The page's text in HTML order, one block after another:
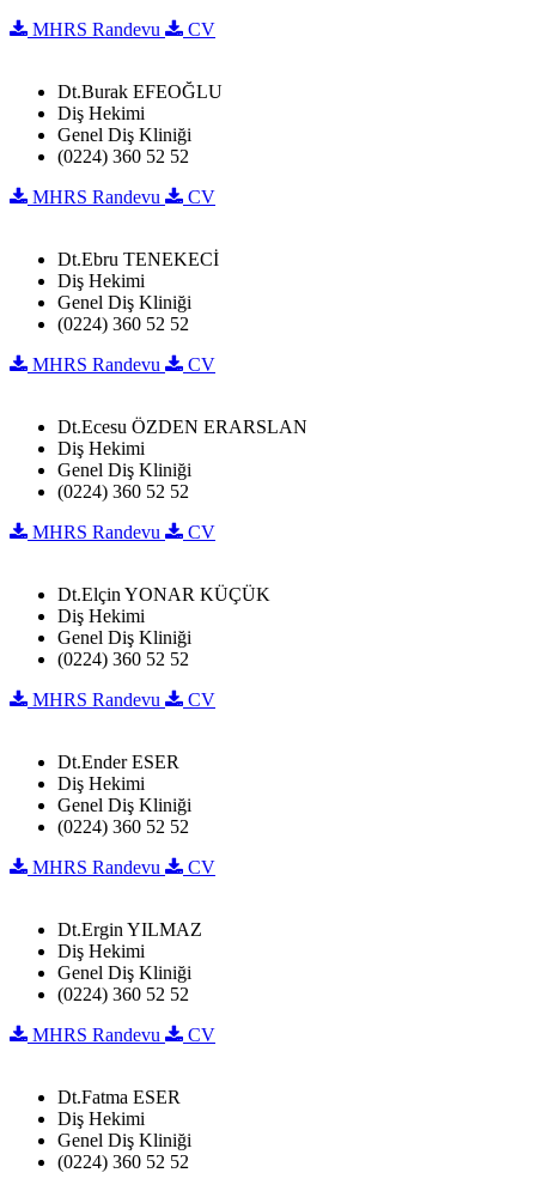
MHRS Randevu
CV
Dt.Burak EFEOĞLU
Diş Hekimi
Genel Diş Kliniği
(0224) 360 52 52
MHRS Randevu
CV
Dt.Ebru TENEKECİ
Diş Hekimi
Genel Diş Kliniği
(0224) 360 52 52
MHRS Randevu
CV
Dt.Ecesu ÖZDEN ERARSLAN
Diş Hekimi
Genel Diş Kliniği
(0224) 360 52 52
MHRS Randevu
CV
Dt.Elçin YONAR KÜÇÜK
Diş Hekimi
Genel Diş Kliniği
(0224) 360 52 52
MHRS Randevu
CV
Dt.Ender ESER
Diş Hekimi
Genel Diş Kliniği
(0224) 360 52 52
MHRS Randevu
CV
Dt.Ergin YILMAZ
Diş Hekimi
Genel Diş Kliniği
(0224) 360 52 52
MHRS Randevu
CV
Dt.Fatma ESER
Diş Hekimi
Genel Diş Kliniği
(0224) 360 52 52